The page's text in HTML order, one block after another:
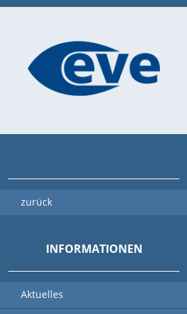
zurück
INFORMATIONEN
Aktuelles